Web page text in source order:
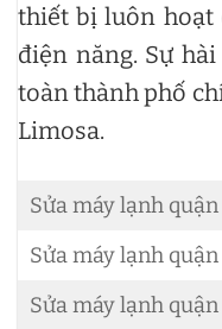
thiết bị luôn hoạt
điện năng. Sự
toàn thành phố
Limosa.
Sửa máy lạnh quận
Sửa máy lạnh quận
Sửa máy lạnh quận